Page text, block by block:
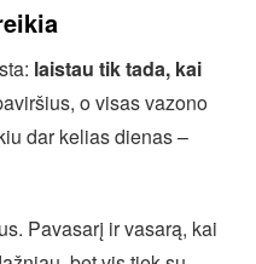
laistau tik tada, kai
o visas vazono
dar kelias dienas –
Pavasarį ir vasarą, kai